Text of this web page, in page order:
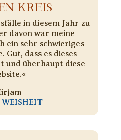
KREIS
in diesem Jahr zu
davon war meine
ein sehr schwieriges
dass es dieses
und überhaupt diese